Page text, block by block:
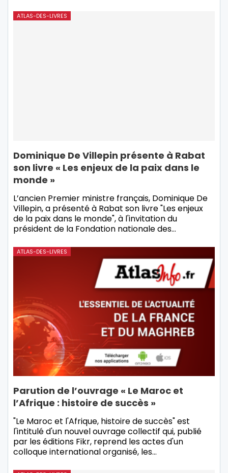
ATLAS-DES-LIVRES
Dominique De Villepin présente à Rabat
son livre « Les enjeux de la paix dans le
monde »
L’ancien Premier ministre français, Dominique De
Villepin, a présenté à Rabat son livre "Les enjeux
de la paix dans le monde", à l'invitation du
président de la Fondation nationale des…
ATLAS-DES-LIVRES
Parution de l’ouvrage « Le Maroc et
l’Afrique : histoire de succès »
"Le Maroc et l'Afrique, histoire de succès" est
l'intitulé d'un nouvel ouvrage collectif qui, publié
par les éditions Fikr, reprend les actes d'un
colloque international organisé, les…